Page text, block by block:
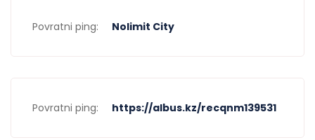
Povratni ping: Nolimit City
Povratni ping: https://albus.kz/recqnm139531